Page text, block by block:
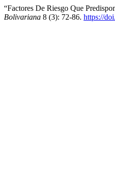
“Factores De Riesgo Que
Bolivariana 8 (3): 72-86. https://